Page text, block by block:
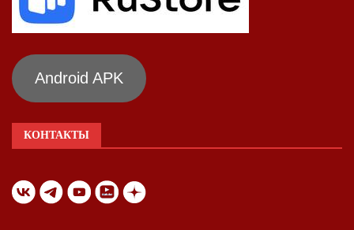
Android APK
КОНТАКТЫ